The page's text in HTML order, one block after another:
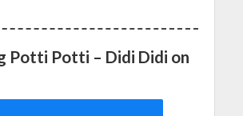
Potti Potti – Didi Didi on